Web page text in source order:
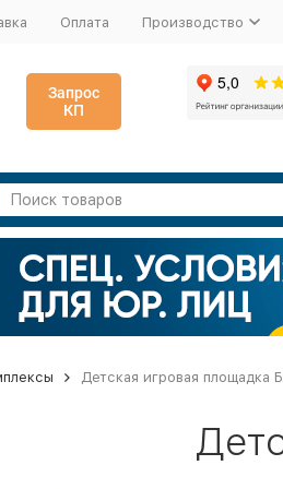
Оплата Производство
Запрос
КП
Детская игровая площадка